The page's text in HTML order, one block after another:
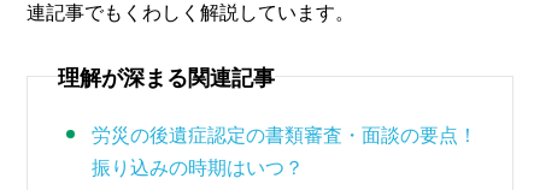
連記事でもくわしく解説しています。
理解が深まる関連記事
労災の後遺症認定の書類審査・面談の要点！
振り込みの時期はいつ？